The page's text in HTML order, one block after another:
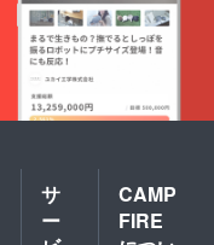
サ
ー
CAMP
FIRE